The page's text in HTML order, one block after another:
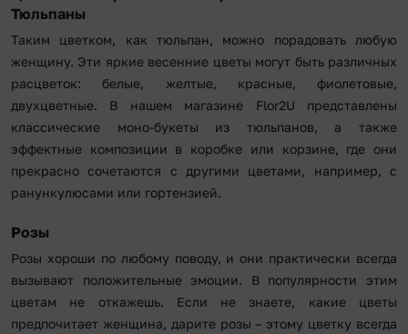
Тюльпаны
Таким цветком, как тюльпан, можно порадовать любую
женщину. Эти яркие весенние цветы могут быть различных
расцветок: белые, желтые, красные, фиолетовые,
двухцветные. В нашем магазине Flor2U представлены
классические моно-букеты из тюльпанов, а также
эффектные композиции в коробке или корзине, где они
прекрасно сочетаются с другими цветами, например, с
ранункулюсами или гортензией.
Розы
Розы хороши по любому поводу, и они практически всегда
вызывают положительные эмоции. В популярности этим
цветам не откажешь. Если не знаете, какие цветы
предпочитает женщина, дарите розы – этому цветку всегда